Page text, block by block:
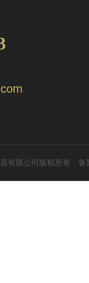
有限公司版权所有 备